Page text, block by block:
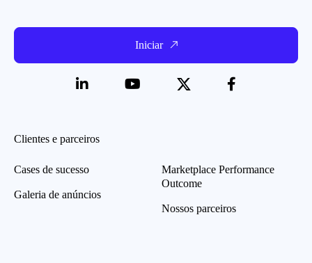
Iniciar
Clientes e parceiros
Cases de sucesso
Galeria de anúncios
Marketplace Performance
Outcome
Nossos parceiros